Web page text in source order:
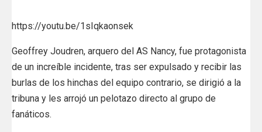
https://youtu.be/1sIqkaonsek
Geoffrey Joudren, arquero del AS Nancy, fue protagonista
de un increíble incidente, tras ser expulsado y recibir las
burlas de los hinchas del equipo contrario, se dirigió a la
tribuna y les arrojó un pelotazo directo al grupo de
fanáticos.